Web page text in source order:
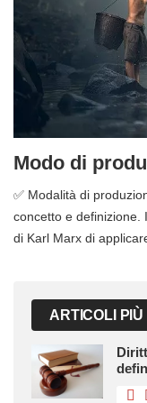
Modo di
✅ Modalità di
concetto e definizione.
di Karl Marx di
ARTICOLI PIÙ